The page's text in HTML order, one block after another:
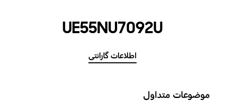
UE55NU7092U
اطلاعات گارانتی
موضوعات متداول